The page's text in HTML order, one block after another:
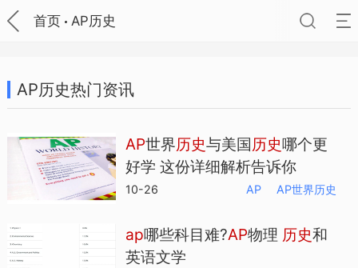
首页 AP历史
AP历史热门资讯
AP世界历史与美国历史哪个更
好学 这份详细解析告诉你
10-26 AP AP世界历史
ap哪些科目难?AP物理 历史和
英语文学